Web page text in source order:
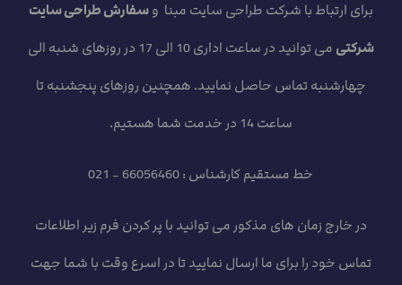
برای ارتباط با شرکت طراحی سایت مبنا وسفارش طراحی سایت
شرکتی
می توانید در ساعت اداری 10 الی 17 در روزهای شنبه الی
چهارشنبه تماس حاصل نمایید. همچنین روزهای پنجشنبه تا
ساعت 14 در خدمت شما هستیم.
خط مستقیم کارشناس : 66056460 - 021
در خارج زمان های مذکور می توانید با پر کردن فرم زیر اطلاعات
تماس خود را برای ما ارسال نمایید تا در اسرع وقت با شما جهت